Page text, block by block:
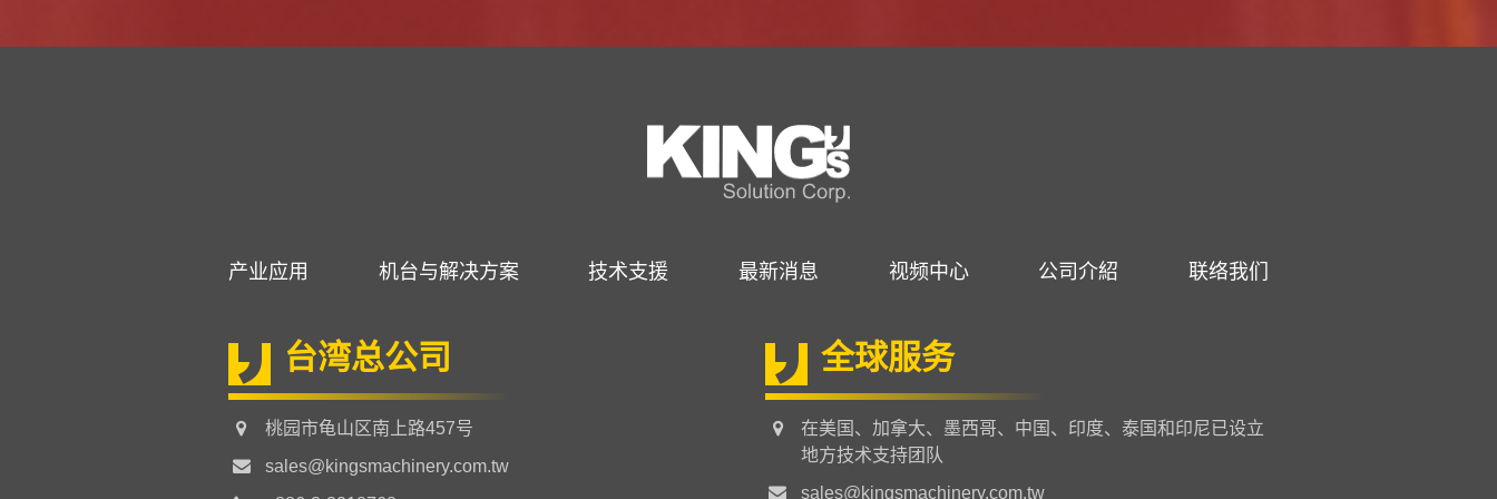
产业应用 机台与解决方案 技术支援 最新消息 视频中心 公司介紹 联络我们
台湾总公司
桃园市龟山区南上路457号
sales@kingsmachinery.com.tw
全球服务
在美国、加拿大、墨西哥、中国、印度、泰国和印尼已设立
地方技术支持团队
sales@kingsmachinery.com.tw